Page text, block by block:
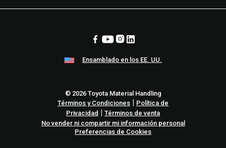
Ensamblado en los EE. UU.
© 2026 Toyota Material Handling
Términos y Condiciones | Política de
Privacidad | Términos de venta
No vender ni compartir mi información personal
Preferencias de Cookies